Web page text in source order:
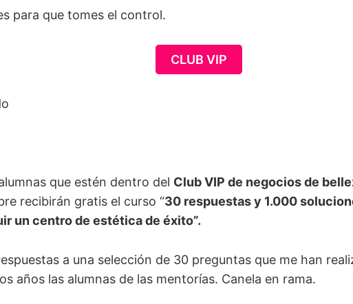
para que tomes el control.
CLUB VIP
que estén dentro del Club VIP de negocios de
recibirán gratis el curso “30 respuestas y 1.000
un centro de estética de éxito”.
a una selección de 30 preguntas que me han
años las alumnas de las mentorías. Canela en rama.